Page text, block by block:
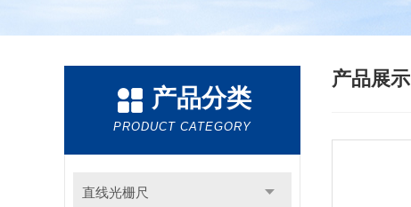
产品分类
PRODUCT CATEGORY
直线光栅尺
产品展示